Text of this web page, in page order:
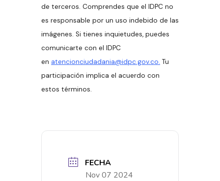
de terceros. Comprendes que el IDPC no
es responsable por un uso indebido de las
imágenes. Si tienes inquietudes, puedes
comunicarte con el IDPC
en atencionciudadania@idpc.gov.co. Tu
participación implica el acuerdo con
estos términos.
FECHA
Nov 07 2024